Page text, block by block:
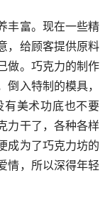
丰富。现在一些精
，给顾客提供原料
做。巧克力的制作
入特制的模具，
有美术功底也不要
力干了，各种各样
成为了巧克力坊的
情，所以深得年轻